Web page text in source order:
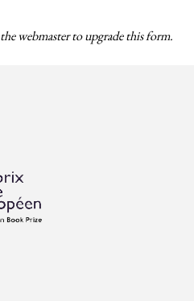
webmaster toupgradethis form.